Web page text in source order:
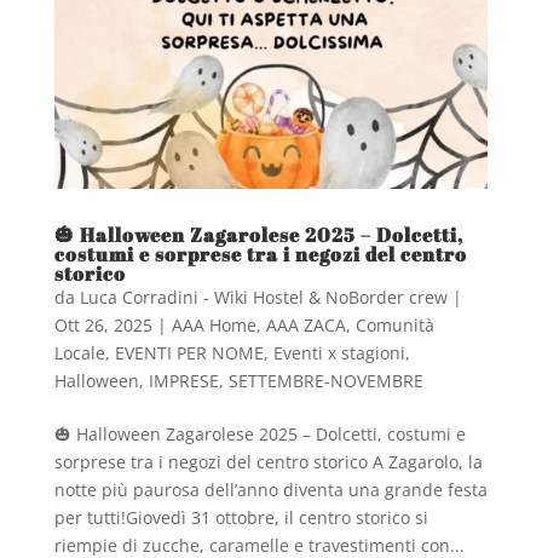
🎃 Halloween Zagarolese 2025 – Dolcetti,
costumi e sorprese tra i negozi del centro
storico
da Luca Corradini - Wiki Hostel & NoBorder crew|
Ott 26, 2025| AAA Home, AAA ZACA, Comunità
Locale, EVENTI PER NOME, Eventi x stagioni,
Halloween, IMPRESE, SETTEMBRE-NOVEMBRE
🎃 Halloween Zagarolese 2025 – Dolcetti, costumi e
sorprese tra i negozi del centro storico A Zagarolo, la
notte più paurosa dell’anno diventa una grande festa
per tutti!Giovedì 31 ottobre, il centro storico si
riempie di zucche, caramelle e travestimenti con...